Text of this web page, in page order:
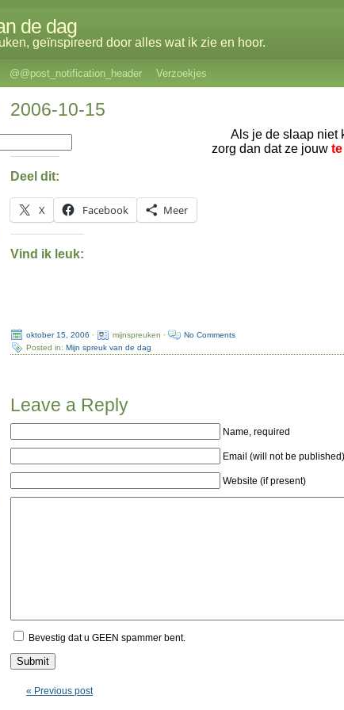
de dag
geïnspireerd door alles wat ik zie en hoor.
@@post_notification_header Verzoekjes
2006-10-15
Als je de slaap niet
zorg dan dat ze jouw
Deel dit:
X Facebook Meer
Vind ik leuk:
oktober 15, 2006 · mijnspreuken ·
No Comments
Posted in:Mijn spreuk van de dag
Leave a Reply
Name, required
Email (will not be
Website (if present)
Bevestig dat u GEEN spammer bent.
« Previous post